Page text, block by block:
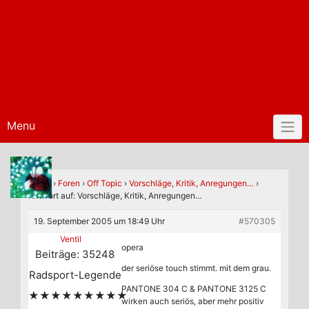
Menu
Home › Foren › Off Topic › Vorschläge, Kritik, Anregungen… ›
Antwort auf: Vorschläge, Kritik, Anregungen…
19. September 2005 um 18:49 Uhr
#570305
Ventil
Beiträge: 35248
Radsport-Legende
★★★★★★★★★
opera
der seriöse touch stimmt. mit dem grau.
PANTONE 304 C & PANTONE 3125 C
wirken auch seriös, aber mehr positiv